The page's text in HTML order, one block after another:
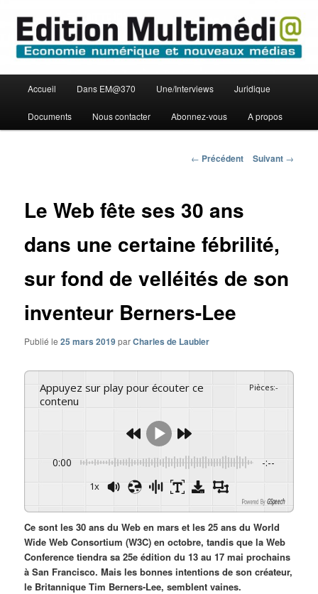
contenu
principalEdition Multimédi@
principal
Accueil Dans EM@370 Une/Interviews Juridique
Documents Nous contacter Abonnez-vous A propos
Navigation
← Précédent Suivant →
Le Web fête ses 30 ans
dans une certaine fébrilité,
sur fond de velléités de son
inventeur Berners-Lee
Publié le25 mars 2019parCharles de Laubier
Appuyez sur play pour écouter ce
contenu
Pièces:-
0:00 -:--
1x
Powered By GSpeech
Ce sont les 30 ans du Web en mars et les 25 ans du World
Wide Web Consortium (W3C) en octobre, tandis que la Web
Conference tiendra sa 25e édition du 13 au 17 mai prochains
à San Francisco. Mais les bonnes intentions de son créateur,
le Britannique Tim Berners-Lee, semblent vaines.